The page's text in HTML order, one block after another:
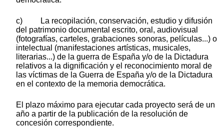
c) La recopilación, conservación, estudio y difusión
del patrimonio documental escrito, oral, audiovisual
(fotografías, carteles, grabaciones sonoras, películas...) o
intelectual (manifestaciones artísticas, musicales,
literarias...) de la guerra de España y/o de la Dictadura
relativos a la dignificación y el reconocimiento moral de
las víctimas de la Guerra de España y/o de la Dictadura
en el contexto de la memoria democrática.
El plazo máximo para ejecutar cada proyecto será de un
año a partir de la publicación de la resolución de
concesión correspondiente.